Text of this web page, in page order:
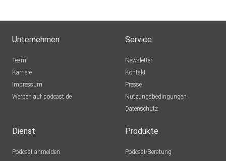
Unternehmen
Team
Karriere
Impressum
Werben auf podcast.de
Service
Newsletter
Kontakt
Presse
Nutzungsbedingungen
Datenschutz
Dienst
Podcast anmelden
Produkte
Podcast-Beratung